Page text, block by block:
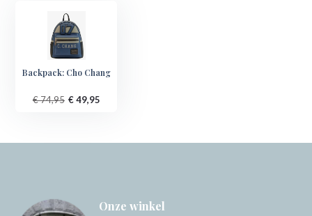
Backpack: Cho Chang
€ 74,95 € 49,95
Onze winkel